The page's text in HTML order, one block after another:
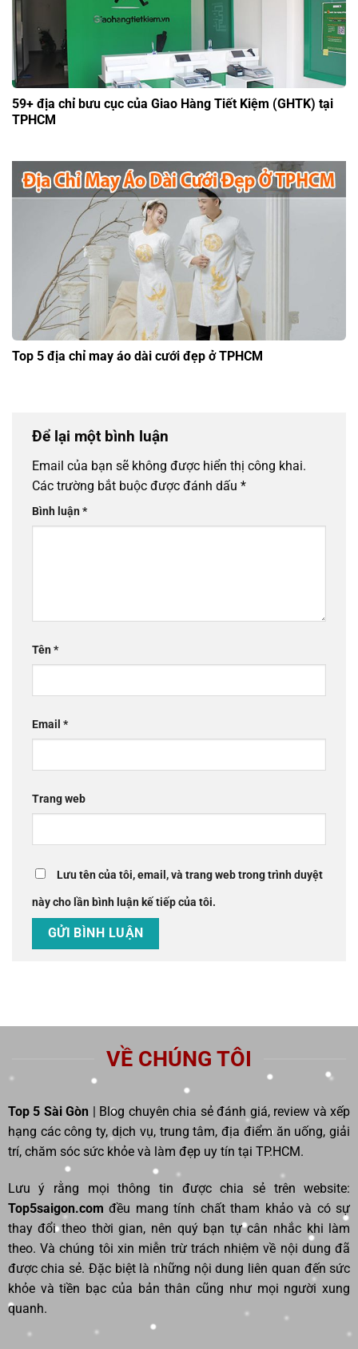
59+ địa chỉ bưu cục của Giao Hàng Tiết Kiệm (GHTK) tại
TPHCM
Top 5 địa chỉ may áo dài cưới đẹp ở TPHCM
Để lại một bình luận
Email của bạn sẽ không được hiển thị công khai.
Các trường bắt buộc được đánh dấu *
Bình luận*
Tên*
Email *
Trang web
Lưu tên của tôi, email, và trang web trong trình duyệt
này cho lần bình luận kế tiếp của tôi.
VỀ CHÚNG TÔI
Top 5 Sài Gòn | Blog chuyên chia sẻ đánh giá, review và xếp
hạng các công ty, dịch vụ, trung tâm, địa điểm ăn uống, giải
trí, chăm sóc sức khỏe và làm đẹp uy tín tại TP.HCM.
Lưu ý rằng mọi thông tin được chia sẻ trên website:
Top5saigon.comđều mang tính chất tham khảo và có sự
thay đổi theo thời gian, nên quý bạn tự cân nhắc khi làm
theo. Và chúng tôi xin miễn trừ trách nhiệm về nội dung đã
được chia sẻ. Đặc biệt là những nội dung liên quan đến sức
khỏe và tiền bạc của bản thân cũng như mọi người xung
quanh.